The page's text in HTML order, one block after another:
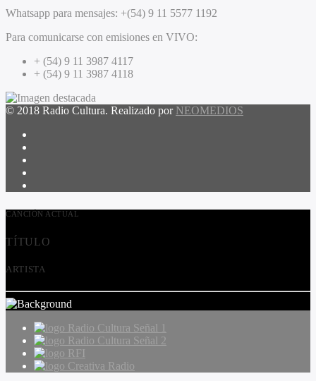
Whatsapp para mensajes: +(54) 9 11 5577 1192
Para comunicarse con emisiones en VIVO:
+ (54) 9 11 3987 4117
+ (54) 9 11 3987 4118
© 2018 Radio Cultura. Realizado por NEOMEDIOS
CANCIÓN ACTUAL
TÍTULO
ARTISTA
Radio Cultura Señal 1
Radio Cultura Señal 2
RFI
Creativa Radio